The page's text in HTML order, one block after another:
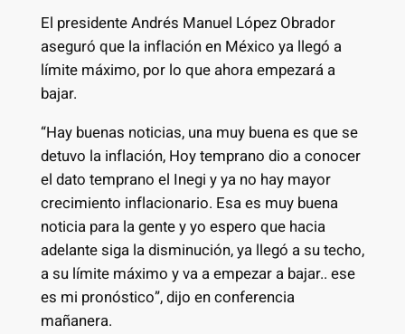
El presidente Andrés Manuel López Obrador
aseguró que la inflación en México ya llegó a
límite máximo, por lo que ahora empezará a
bajar.
“Hay buenas noticias, una muy buena es que se
detuvo la inflación, Hoy temprano dio a conocer
el dato temprano el Inegi y ya no hay mayor
crecimiento inflacionario. Esa es muy buena
noticia para la gente y yo espero que hacia
adelante siga la disminución, ya llegó a su techo,
a su límite máximo y va a empezar a bajar.. ese
es mi pronóstico”, dijo en conferencia
mañanera.